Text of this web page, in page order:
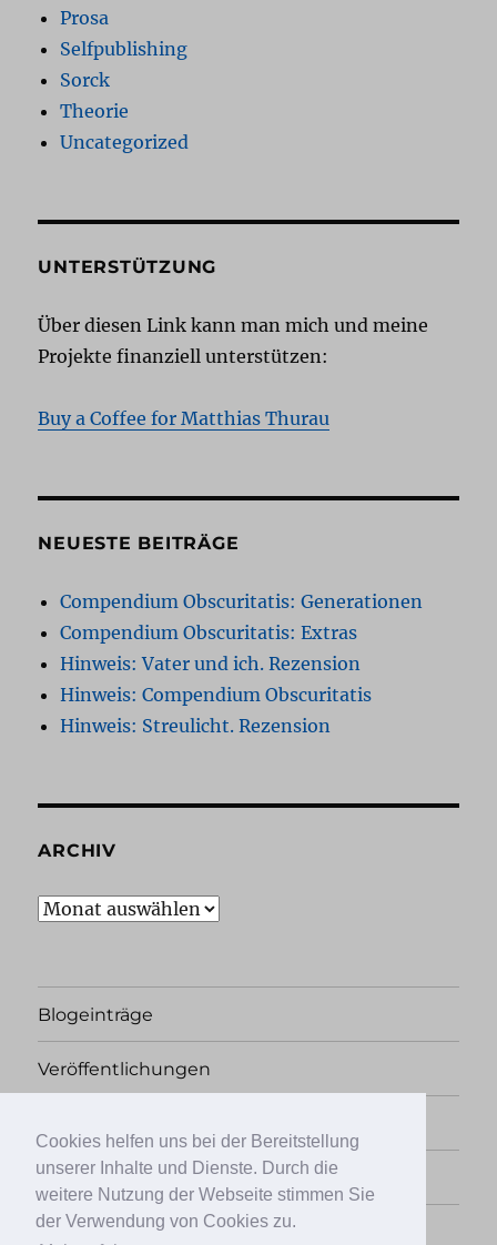
Cookies helfen uns bei der Bereitstellung
unserer Inhalte und Dienste. Durch die
weitere Nutzung der Webseite stimmen Sie
der Verwendung von Cookies zu.
Prosa
Selfpublishing
Sorck
Theorie
Uncategorized
UNTERSTÜTZUNG
Über diesen Link kann man mich und meine
Projekte finanziell unterstützen:
Buy a Coffee for Matthias Thurau
NEUESTE BEITRÄGE
Compendium Obscuritatis: Generationen
Compendium Obscuritatis: Extras
Hinweis: Vater und ich. Rezension
Hinweis: Compendium Obscuritatis
Hinweis: Streulicht. Rezension
ARCHIV
Archiv
Blogeinträge
Veröffentlichungen
Übersicht